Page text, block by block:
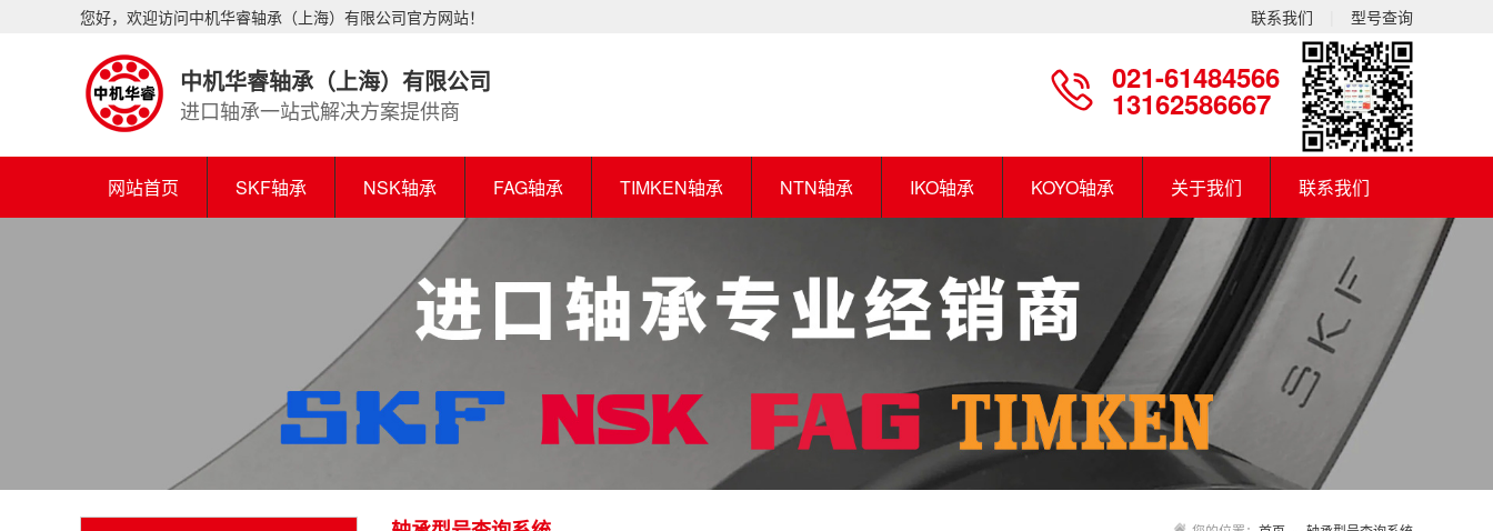
联系我们 型号查询
您好，欢迎访问中机华睿轴承（上海）有限公司官方网站！
中机华睿轴承（上海）有限公司
进口轴承一站式解决方案提供商
021-61484566
13162586667
网站首页 SKF轴承 NSK轴承 FAG轴承 TIMKEN轴承 NTN轴承 IKO轴承 KOYO轴承 关于我们 联系我们